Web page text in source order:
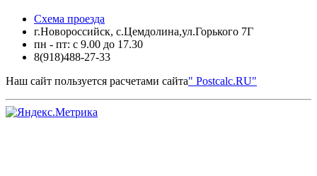
Схема проезда
г.Новороссийск, с.Цемдолина,ул.Горького 7Г
пн - пт: с 9.00 до 17.30
8(918)488-27-33
Наш сайт пользуется расчетами сайта" Postcalc.RU"